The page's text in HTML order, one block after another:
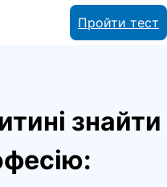
Пройти тест
знайти